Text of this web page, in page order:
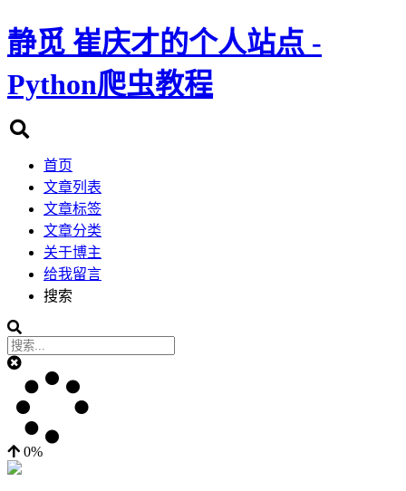
静觅 崔庆才的个人站点 -
Python爬虫教程
首页
文章列表
文章标签
文章分类
关于博主
给我留言
搜索
0%